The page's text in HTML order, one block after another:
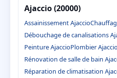
Ajaccio (20000)
Assainissement Ajaccio
Débouchage de canalisations
Peinture AjaccioPlombier Ajaccio
Rénovation de salle de bain
Réparation de climatisation